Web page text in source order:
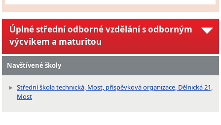
Úplné střední odborné vzdělání s odborným
výcvikem a maturitou
Navštívené školy
Střední škola technická, Most, příspěvková organizace, Dělnická 21,
Most